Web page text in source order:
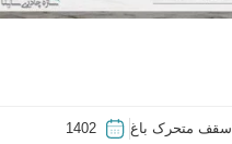
سقف متحرک باغ 1402